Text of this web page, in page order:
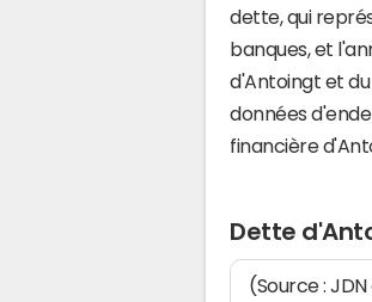
dette, qui
banques, et
d'Antoingt et
données
financière
Dette
(Source :